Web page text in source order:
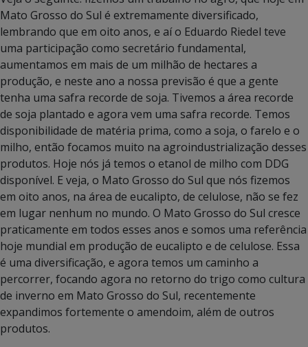
Mato Grosso do Sul é extremamente diversificado,
lembrando que em oito anos, e aí o Eduardo Riedel teve
uma participação como secretário fundamental,
aumentamos em mais de um milhão de hectares a
produção, e neste ano a nossa previsão é que a gente
tenha uma safra recorde de soja. Tivemos a área recorde
de soja plantado e agora vem uma safra recorde. Temos
disponibilidade de matéria prima, como a soja, o farelo e o
milho, então focamos muito na agroindustrialização desses
produtos. Hoje nós já temos o etanol de milho com DDG
disponível. E veja, o Mato Grosso do Sul que nós fizemos
em oito anos, na área de eucalipto, de celulose, não se fez
em lugar nenhum no mundo. O Mato Grosso do Sul cresce
praticamente em todos esses anos e somos uma referência
hoje mundial em produção de eucalipto e de celulose. Essa
é uma diversificação, e agora temos um caminho a
percorrer, focando agora no retorno do trigo como cultura
de inverno em Mato Grosso do Sul, recentemente
expandimos fortemente o amendoim, além de outros
produtos.